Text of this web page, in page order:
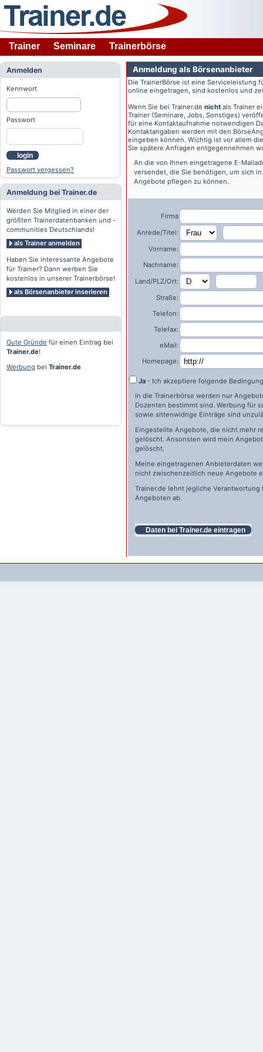
Trainer Seminare Trainerbörse
Anmelden
Kennwort
Passwort
login
Passwort vergessen?
Anmeldung bei Trainer.de
Werden Sie Mitglied in einer der
größten Trainerdatenbanken und -
communities Deutschlands!
als Trainer anmelden
Haben Sie interessante Angebote
für Trainer? Dann werben Sie
kostenlos in unserer Trainerbörse!
als Börsenanbieter inserieren
Gute Gründe für einen Eintrag bei
Trainer.de!
Werbung bei Trainer.de
Anmeldung als Börsenanbieter
Die TrainerBörse ist eine Serviceleistung
online eingetragen, sind kostenlos und
Wenn Sie bei Trainer.de nicht als Trainer
Trainer (Seminare, Jobs, Sonstiges)
für eine Kontaktaufnahme notwendigen
Kontaktangaben werden mit den
eingeben können. Wichtig ist vor allem
Sie spätere Anfragen entgegennehmen
An die von Ihnen eingetragene E-
versendet, die Sie benötigen, um sich
Angebote pflegen zu können.
Firma
Anrede/Titel:
Vorname:
Nachname:
Land/PLZ/Ort:
Straße:
Telefon:
Telefax:
eMail:
Homepage:
Ja - Ich akzeptiere folgende
In die Trainerbörse werden nur
Dozenten bestimmt sind. Werbung für
sowie sittenwidrige Einträge sind
Eingestellte Angebote, die nicht mehr
gelöscht. Ansonsten wird mein
gelöscht.
Meine eingetragenen Anbieterdaten
nicht zwischenzeitlich neue Angebote
Trainer.de lehnt jegliche
Angeboten ab.
Daten bei Trainer.de eintragen